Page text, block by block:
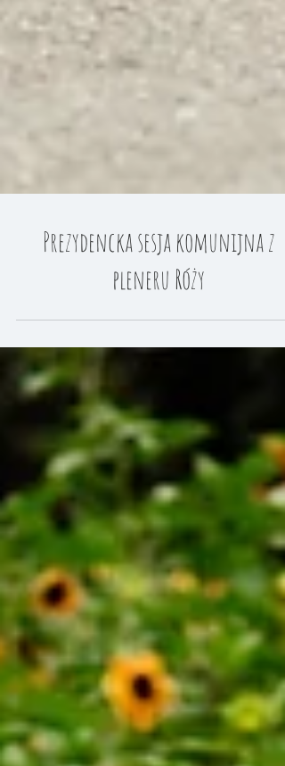
Prezydencka sesja komunijna z
pleneru Róży